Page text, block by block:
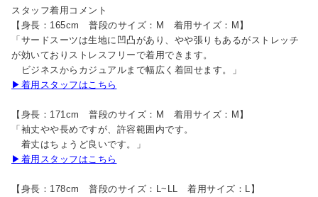
スタッフ着用コメント
【身長：165cm 普段のサイズ：M 着用サイズ：M】
「サードスーツは生地に凹凸があり、やや張りもあるがストレッチ
が効いておりストレスフリーで着用できます。
ビジネスからカジュアルまで幅広く着回せます。」
▶着用スタッフはこちら
【身長：171cm 普段のサイズ：M 着用サイズ：M】
「袖丈やや長めですが、許容範囲内です。
着丈はちょうど良いです。」
▶着用スタッフはこちら
【身長：178cm 普段のサイズ：L~LL 着用サイズ：L】